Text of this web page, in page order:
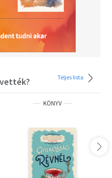
Teljes lista
KÖNYV